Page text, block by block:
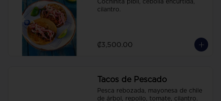
Cochinita pibil, cebolla encurtida,
cilantro.
₡3,500.00
Tacos de Pescado
Pesca rebozada, mayonesa de chile
de árbol, repollo, tomate, cilantro.